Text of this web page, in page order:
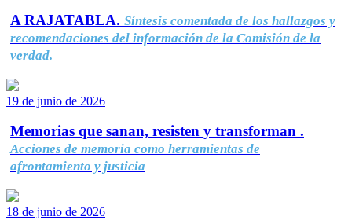
A RAJATABLA. Síntesis comentada de los hallazgos y
recomendaciones del información de la Comisión de la
verdad.
19 de junio de 2026
Memorias que sanan, resisten y transforman .
Acciones de memoria como herramientas de
afrontamiento y justicia
18 de junio de 2026